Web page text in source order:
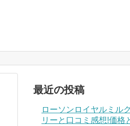
最近の投稿
ローソンロイヤルミル
リーと口コミ感想!価格